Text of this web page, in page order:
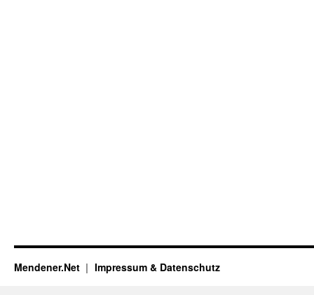
Mendener.Net Impressum & Datenschutz